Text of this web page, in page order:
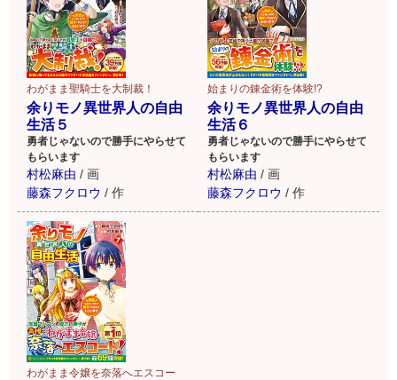
わがまま聖騎士を大制裁！
余りモノ異世界人の自由
生活５
勇者じゃないので勝手にやらせて
もらいます
村松麻由 / 画
藤森フクロウ / 作
始まりの錬金術を体験!?
余りモノ異世界人の自由
生活６
勇者じゃないので勝手にやらせて
もらいます
村松麻由 / 画
藤森フクロウ / 作
わがまま令嬢を奈落へエスコー